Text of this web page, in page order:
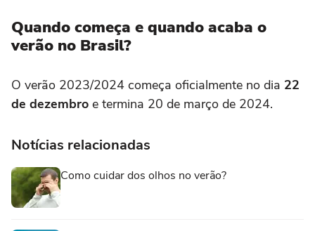
Quando começa e quando acaba o
verão no Brasil?
O verão 2023/2024 começa oficialmente no dia 22
de dezembro e termina 20 de março de 2024.
Notícias relacionadas
Como cuidar dos olhos no verão?